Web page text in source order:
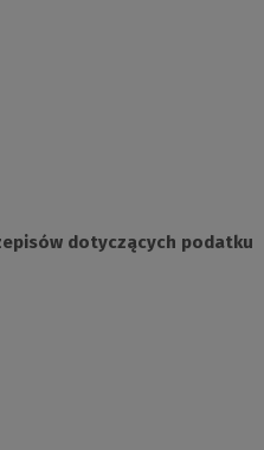
dotyczących podatku